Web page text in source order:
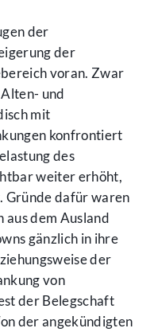
der
der
voran. Zwar
und
mit
konfrontiert
des
weiter erhöht,
Gründe dafür waren
aus dem Ausland
gänzlich in ihre
der
von
der Belegschaft
der angekündigten